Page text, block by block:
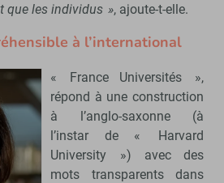
que les individus », ajoute-t-elle.
à l’international
« France Universités »,
répond à une construction
à l’anglo-saxonne (à
l’instar de « Harvard
University ») avec des
mots transparents dans